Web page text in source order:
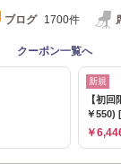
ブログ 1700件
クーポン一覧へ
新規
【初
￥550)
￥